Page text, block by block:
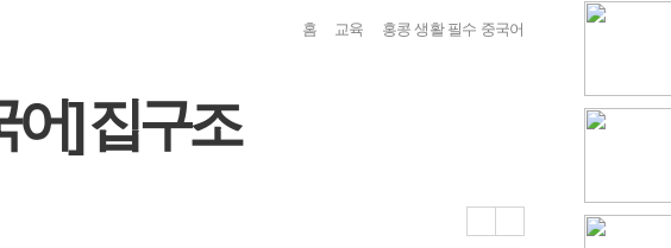
홈 교육 홍콩 생활 필수 중국어
어] 집구조